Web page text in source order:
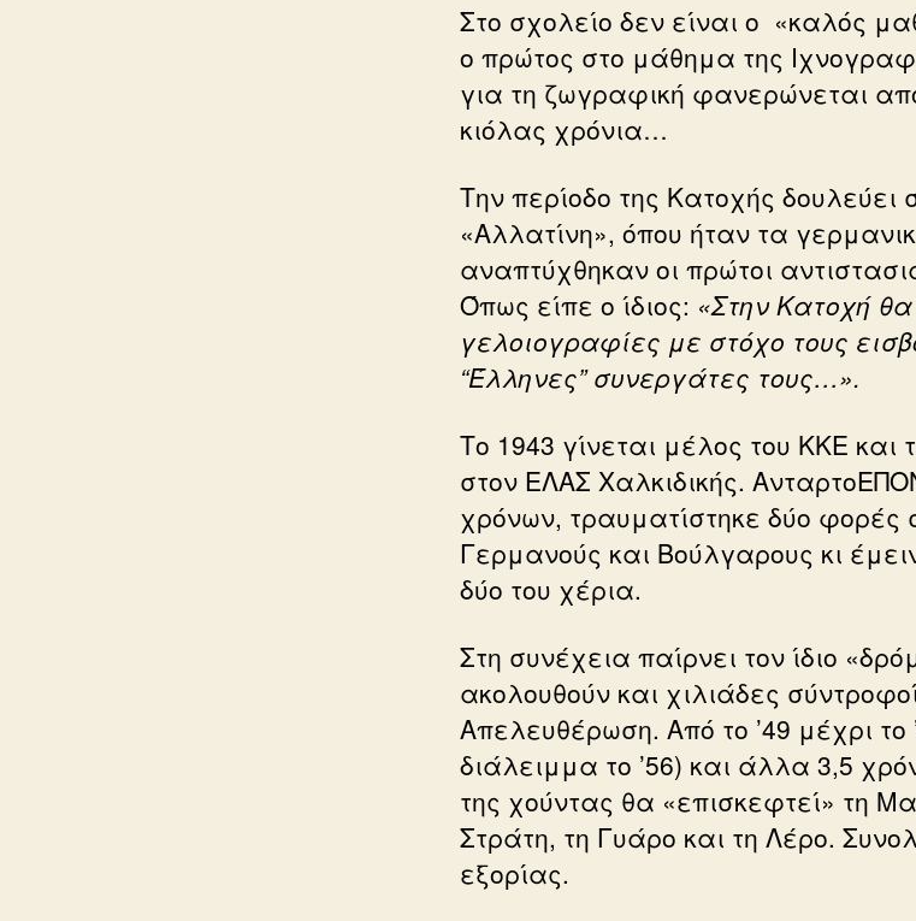
Στο σχολείο δεν είναι ο «καλός
ο πρώτος στο μάθημα της
για τη ζωγραφική φανερώνεται
κιόλας χρόνια…
Την περίοδο της Κατοχής δουλεύει
«Αλλατίνη», όπου ήταν τα
αναπτύχθηκαν οι πρώτοι
Όπως είπε ο ίδιος: «Στην Κατοχή
γελοιογραφίες με στόχο τους
“Έλληνες” συνεργάτες τους…».
Το 1943 γίνεται μέλος του ΚΚΕ και
στον ΕΛΑΣ Χαλκιδικής.
χρόνων, τραυματίστηκε δύο
Γερμανούς και Βούλγαρους κι
δύο του χέρια.
Στη συνέχεια παίρνει τον ίδιο
ακολουθούν και χιλιάδες
Απελευθέρωση. Από το ’49 μέχρι το
διάλειμμα το ’56) και άλλα 3,5
της χούντας θα «επισκεφτεί» τη
Στράτη, τη Γυάρο και τη Λέρο.
εξορίας.